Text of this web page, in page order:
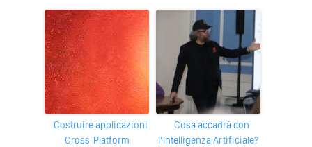
Costruire applicazioni
Cross-Platform
Cosa accadrà con
l’Intelligenza Artificiale?